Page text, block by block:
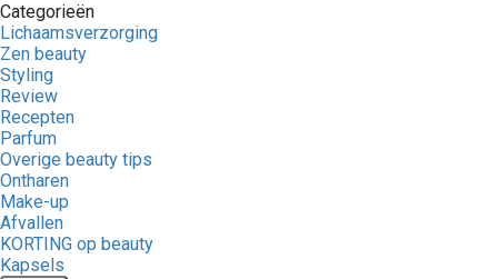
Categorieën
Lichaamsverzorging
Zen beauty
Styling
Review
Recepten
Parfum
Overige beauty tips
Ontharen
Make-up
Afvallen
KORTING op beauty
Kapsels